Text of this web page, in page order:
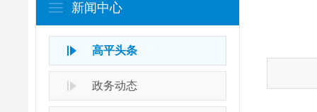
新闻中心
高平头条
政务动态